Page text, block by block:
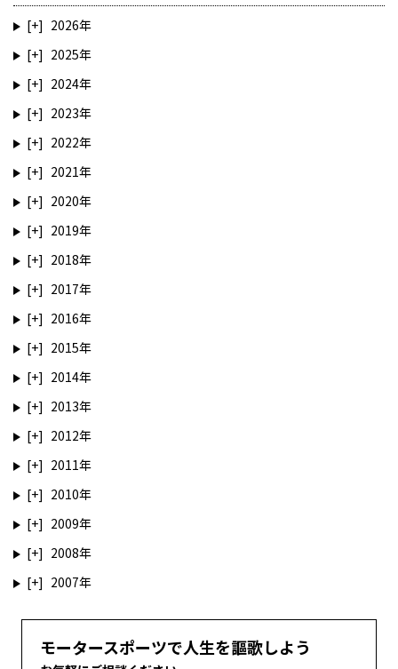
2026
2025
2024
2023
2022
2021
2020
2019
2018
2017
2016
2015
2014
2013
2012
2011
2010
2009
2008
2007
モータースポーツで人生を謳歌しよう